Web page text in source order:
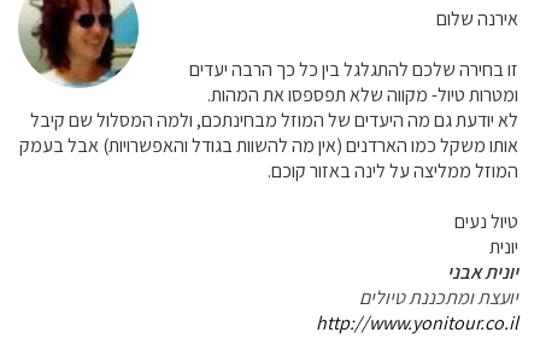
אירנה שלום
זו בחירה שלכם להתגלגל בין כל כך הרבה יעדים
ומטרות טיול- מקווה שלא תפספסו את המהות.
לא יודעת גם מה היעדים של המוזל מבחינתכם, ולמה המסלול שם קיבל
אותו משקל כמו הארדנים (אין מה להשוות בגודל והאפשרויות) אבל בעמק
המוזל ממליצה על לינה באזור קוכם.
טיול נעים
יונית
יונית אבני
יועצת ומתכננת טיולים
http://www.yonitour.co.il